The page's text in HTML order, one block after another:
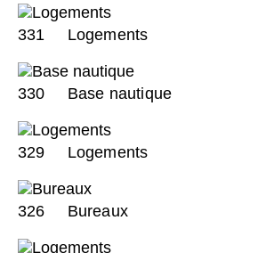
331 Logements
330 Base nautique
329 Logements
326 Bureaux